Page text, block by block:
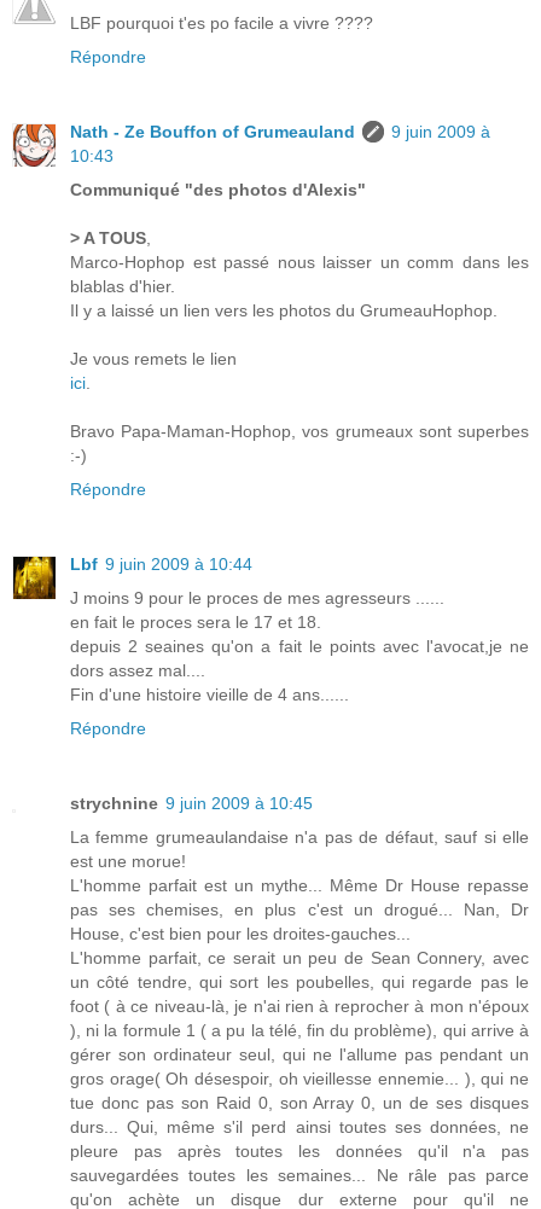
LBF pourquoi t'es po facile a vivre ????
Répondre
Nath - Ze Bouffon of Grumeauland
9 juin 2009 à
10:43
Communiqué "des photos d'Alexis"
> A TOUS
Marco-Hophop est passé nous laisser un comm dans les
blablas d'hier.
Il y a laissé un lien vers les photos du GrumeauHophop.
Je vous remets le lien
ici
Bravo Papa-Maman-Hophop, vos grumeaux sont superbes
:-)
Répondre
Lbf 9 juin 2009 à 10:44
J moins 9 pour le proces de mes agresseurs ......
en fait le proces sera le 17 et 18.
depuis 2 seaines qu'on a fait le points avec l'avocat,je ne
dors assez mal....
Fin d'une histoire vieille de 4 ans......
Répondre
strychnine 9 juin 2009 à 10:45
La femme grumeaulandaise n'a pas de défaut, sauf si elle
est une morue!
L'homme parfait est un mythe... Même Dr House repasse
pas ses chemises, en plus c'est un drogué... Nan, Dr
House, c'est bien pour les droites-gauches...
L'homme parfait, ce serait un peu de Sean Connery, avec
un côté tendre, qui sort les poubelles, qui regarde pas le
foot ( à ce niveau-là, je n'ai rien à reprocher à mon n'époux
), ni la formule 1 ( a pu la télé, fin du problème), qui arrive à
gérer son ordinateur seul, qui ne l'allume pas pendant un
gros orage( Oh désespoir, oh vieillesse ennemie... ), qui ne
tue donc pas son Raid 0, son Array 0, un de ses disques
durs... Qui, même s'il perd ainsi toutes ses données, ne
pleure pas après toutes les données qu'il n'a pas
sauvegardées toutes les semaines... Ne râle pas parce
qu'on achète un disque dur externe pour qu'il ne